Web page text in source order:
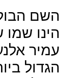
השם
הינו
עמיר
הגדול